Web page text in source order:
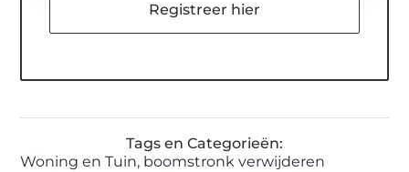
Registreer hier
Tags en Categorieën:
Woning en Tuin, boomstronk verwijderen